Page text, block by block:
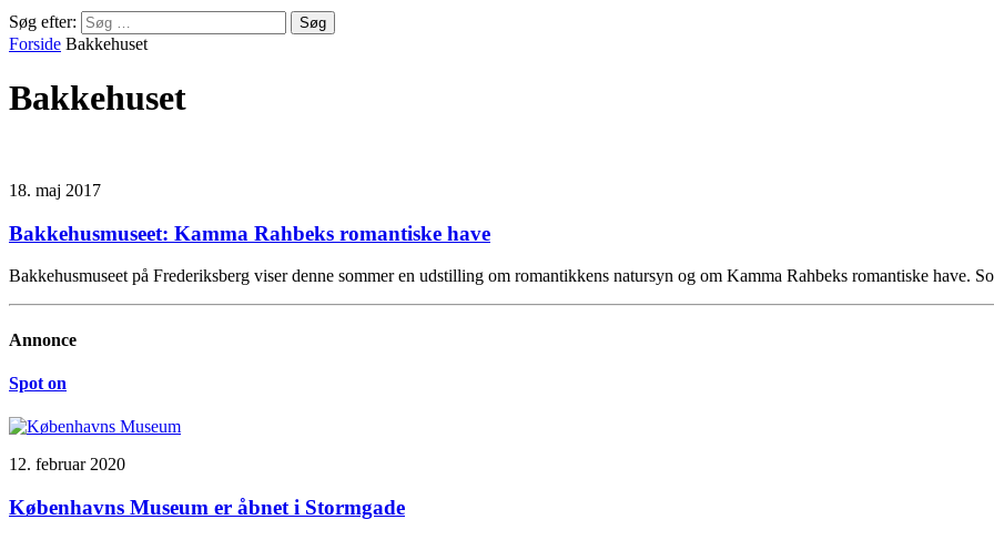
Søg efter:
Forside Bakkehuset
Bakkehuset
18. maj 2017
Bakkehusmuseet: Kamma Rahbeks romantiske have
Bakkehusmuseet på Frederiksberg viser denne sommer en udstilling om romantikkens natursyn og om Kamma Rahbeks romantiske have.
Annonce
Spot on
12. februar 2020
Københavns Museum er åbnet i Stormgade